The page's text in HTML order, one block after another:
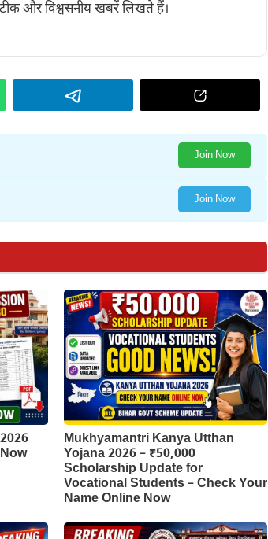
और विश्वसनीय खबरें लिखते हैं।
Join Now
Join Now
Mukhyamantri Kanya Utthan
Yojana 2026 – ₹50,000
Scholarship Update for
Vocational Students – Check Your
Name Online Now